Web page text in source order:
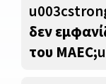
δεν
του MAEC;